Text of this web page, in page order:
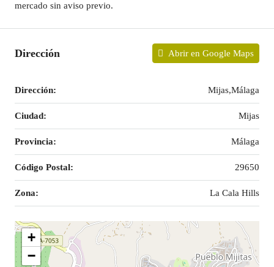
mercado sin aviso previo.
Dirección Abrir en Google Maps
Dirección: Mijas,Málaga
Ciudad: Mijas
Provincia: Málaga
Código Postal: 29650
Zona: La Cala Hills
+
−